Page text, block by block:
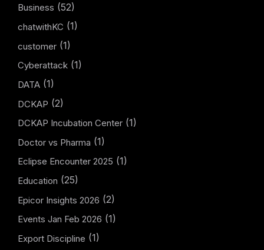
Business (52)
chatwithKC (1)
customer (1)
Cyberattack (1)
DATA (1)
DCKAP (2)
DCKAP Incubation Center (1)
Doctor vs Pharma (1)
Eclipse Encounter 2025 (1)
Education (25)
Epicor Insights 2026 (2)
Events Jan Feb 2026 (1)
Export Discipline (1)